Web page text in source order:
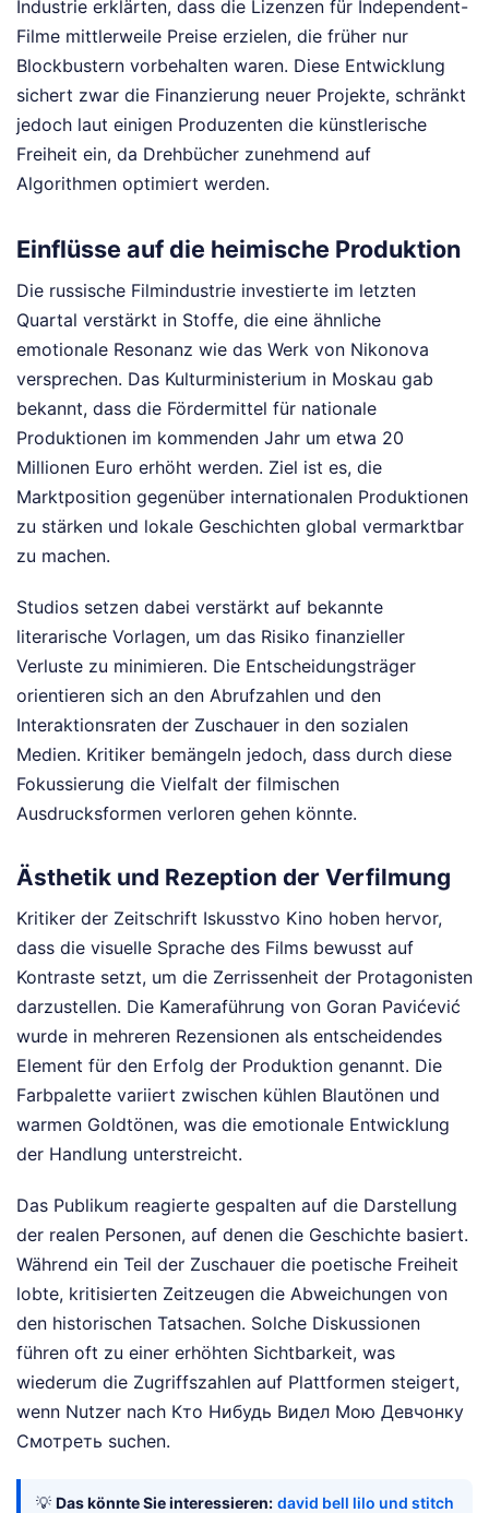
Industrie erklärten, dass die Lizenzen für Independent-
Filme mittlerweile Preise erzielen, die früher nur
Blockbustern vorbehalten waren. Diese Entwicklung
sichert zwar die Finanzierung neuer Projekte, schränkt
jedoch laut einigen Produzenten die künstlerische
Freiheit ein, da Drehbücher zunehmend auf
Algorithmen optimiert werden.
Einflüsse auf die heimische Produktion
Die russische Filmindustrie investierte im letzten
Quartal verstärkt in Stoffe, die eine ähnliche
emotionale Resonanz wie das Werk von Nikonova
versprechen. Das Kulturministerium in Moskau gab
bekannt, dass die Fördermittel für nationale
Produktionen im kommenden Jahr um etwa 20
Millionen Euro erhöht werden. Ziel ist es, die
Marktposition gegenüber internationalen Produktionen
zu stärken und lokale Geschichten global vermarktbar
zu machen.
Studios setzen dabei verstärkt auf bekannte
literarische Vorlagen, um das Risiko finanzieller
Verluste zu minimieren. Die Entscheidungsträger
orientieren sich an den Abrufzahlen und den
Interaktionsraten der Zuschauer in den sozialen
Medien. Kritiker bemängeln jedoch, dass durch diese
Fokussierung die Vielfalt der filmischen
Ausdrucksformen verloren gehen könnte.
Ästhetik und Rezeption der Verfilmung
Kritiker der Zeitschrift Iskusstvo Kino hoben hervor,
dass die visuelle Sprache des Films bewusst auf
Kontraste setzt, um die Zerrissenheit der Protagonisten
darzustellen. Die Kameraführung von Goran Pavićević
wurde in mehreren Rezensionen als entscheidendes
Element für den Erfolg der Produktion genannt. Die
Farbpalette variiert zwischen kühlen Blautönen und
warmen Goldtönen, was die emotionale Entwicklung
der Handlung unterstreicht.
Das Publikum reagierte gespalten auf die Darstellung
der realen Personen, auf denen die Geschichte basiert.
Während ein Teil der Zuschauer die poetische Freiheit
lobte, kritisierten Zeitzeugen die Abweichungen von
den historischen Tatsachen. Solche Diskussionen
führen oft zu einer erhöhten Sichtbarkeit, was
wiederum die Zugriffszahlen auf Plattformen steigert,
wenn Nutzer nach Кто Нибудь Видел Мою Девчонку
Смотреть suchen.
💡 Das könnte Sie interessieren: david bell lilo und stitch